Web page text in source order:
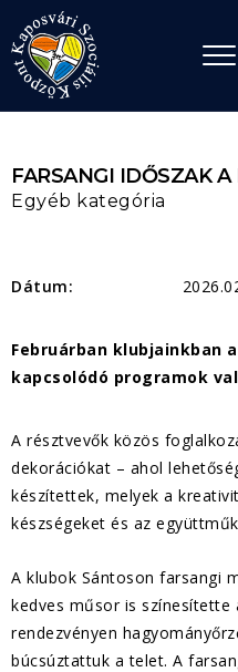
Ugrás a tartalomhoz
FARSANGI IDŐSZAK
Egyéb kategória
Dátum:
Februárban klubjainkban
kapcsolódó programok
A résztvevők közös
dekorációkat – ahol
készítettek, melyek a
készségeket és az
A klubok Sántoson farsangi
kedves műsor is
rendezvényen
búcsúztattuk a telet. A